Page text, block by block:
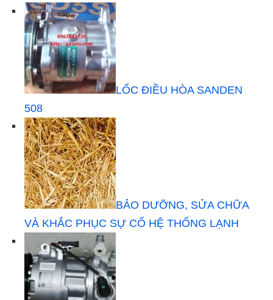
LỐC ĐIỀU HÒA SANDEN
508
BẢO DƯỠNG, SỬA CHỮA
VÀ KHẮC PHỤC SỰ CỐ HỆ THỐNG LẠNH